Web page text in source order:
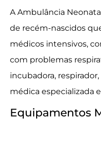
A Ambulância
de recém-nascidos
médicos intensivos,
com problemas
incubadora,
médica especializada
Equipamentos